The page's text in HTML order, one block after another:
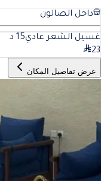
داخل الصالون
غسيل الشعر عادي15 د
23
عرض تفاصيل المكان